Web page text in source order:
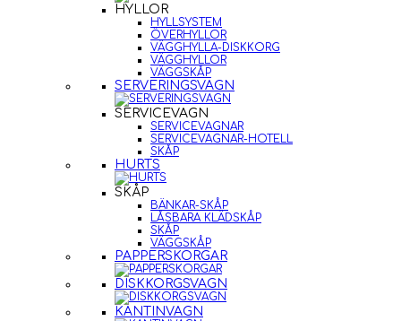
HYLLOR
HYLLSYSTEM
ÖVERHYLLOR
VÄGGHYLLA-DISKKORG
VÄGGHYLLOR
VÄGGSKÅP
SERVERINGSVAGN
SERVICEVAGN
SERVICEVAGNAR
SERVICEVAGNAR-HOTELL
SKÅP
HURTS
SKÅP
BÄNKAR-SKÅP
LÅSBARA KLÄDSKÅP
SKÅP
VÄGGSKÅP
PAPPERSKORGAR
DISKKORGSVAGN
KANTINVAGN